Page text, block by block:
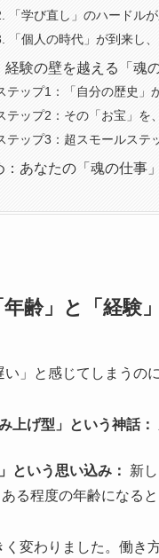
「学び直し」のハードル
「個人の時代」が到来し
経験の壁を越える「魂
テップ1：「自分の歴史」
テップ2：その「お宝」を
テップ3：超スモールステ
：あなたの「魂の仕事
齢」と「経験
」と感じてしまうの
上げ型」という神話：
という思い込み：
新
ある程度の年齢になる
く変わりました。働き